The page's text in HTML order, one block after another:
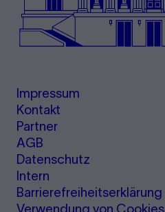
Impressum
Kontakt
Partner
AGB
Datenschutz
Intern
Barrierefreiheitserklärung
Verwendung von Cookies